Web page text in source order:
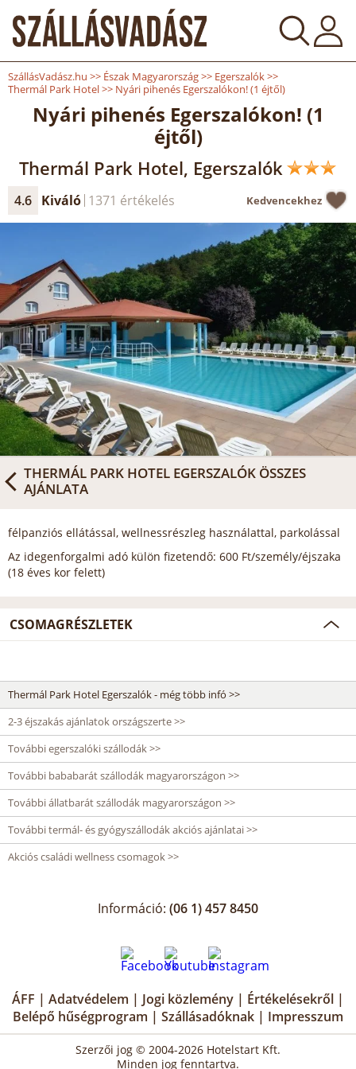
SzállásVadász.hu >> Észak Magyarország>> Egerszalók>>
Thermál Park Hotel>> Nyári pihenés Egerszalókon! (1 éjtől)
Nyári pihenés Egerszalókon! (1
éjtől)
Thermál Park Hotel, Egerszalók
4.6 Kiváló 1371 értékelés Kedvencekhez
THERMÁL PARK HOTEL EGERSZALÓK ÖSSZES
AJÁNLATA
félpanziós ellátással, wellnessrészleg használattal, parkolással
Az idegenforgalmi adó külön fizetendő: 600 Ft/személy/éjszaka
(18 éves kor felett)
CSOMAGRÉSZLETEK
Thermál Park Hotel Egerszalók - még több infó >>
2-3 éjszakás ajánlatok országszerte >>
További egerszalóki szállodák >>
További bababarát szállodák magyarországon >>
További állatbarát szállodák magyarországon >>
További termál- és gyógyszállodák akciós ajánlatai >>
Akciós családi wellness csomagok >>
Információ: (06 1) 457 8450
ÁFF | Adatvédelem | Jogi közlemény | Értékelésekről |
Belépő hűségprogram | Szállásadóknak | Impresszum
Szerzői jog © 2004-2026 Hotelstart Kft.
Minden jog fenntartva.